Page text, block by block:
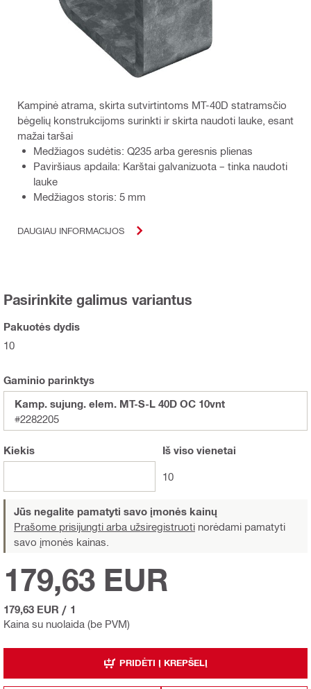
Kampinė atrama, skirta sutvirtintoms MT-40D statramsčio
bėgelių konstrukcijoms surinkti ir skirta naudoti lauke, esant
mažai taršai
Medžiagos sudėtis: Q235 arba geresnis plienas
Paviršiaus apdaila: Karštai galvanizuota – tinka naudoti
lauke
Medžiagos storis: 5 mm
DAUGIAU INFORMACIJOS
Pasirinkite galimus variantus
Pakuotės dydis
10
Gaminio parinktys
Kamp. sujung. elem. MT-S-L 40D OC 10vnt
#2282205
Kiekis Iš viso vienetai
10
Jūs negalite pamatyti savo įmonės kainų
Prašome prisijungti arba užsiregistruoti norėdami pamatyti
savo įmonės kainas.
Kaina su nuolaida (be PVM)
179,63 EUR
179,63 EUR / 1
PRIDĖTI Į KREPŠELĮ